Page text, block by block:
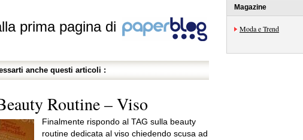
prima pagina di
anche questi articoli :
Routine – Viso
Finalmente rispondo al TAG sulla beauty
routine dedicata al viso chiedendo scusa ad
Magazine
Moda e Trend